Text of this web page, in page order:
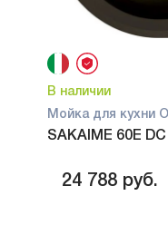
В наличии
Мойка для кухни
SAKAIME 60E
24 788 руб.